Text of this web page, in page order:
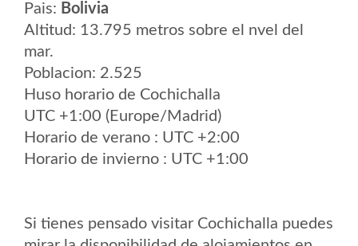
Pais: Bolivia
Altitud: 13.795 metros sobre el nvel del
mar.
Poblacion: 2.525
Huso horario de Cochichalla
UTC +1:00 (Europe/Madrid)
Horario de verano : UTC +2:00
Horario de invierno : UTC +1:00
Si tienes pensado visitar Cochichalla puedes